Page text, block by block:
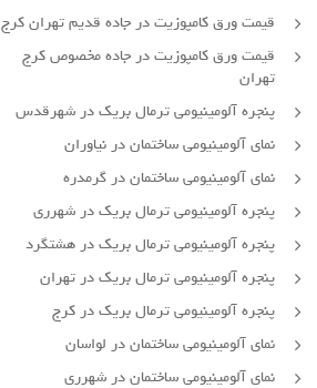
قیمت ورق کامپوزیت در جاده قدیم تهران کرج
قیمت ورق کامپوزیت در جاده مخصوص کرج
تهران
پنجره آلومینیومی ترمال بریک در شهرقدس
نمای آلومینیومی ساختمان در نیاوران
نمای آلومینیومی ساختمان در گرمدره
پنجره آلومینیومی ترمال بریک در شهرری
پنجره آلومینیومی ترمال بریک در هشتگرد
پنجره آلومینیومی ترمال بریک در تهران
پنجره آلومینیومی ترمال بریک در کرج
نمای آلومینیومی ساختمان در لواسان
نمای آلومینیومی ساختمان در شهرری